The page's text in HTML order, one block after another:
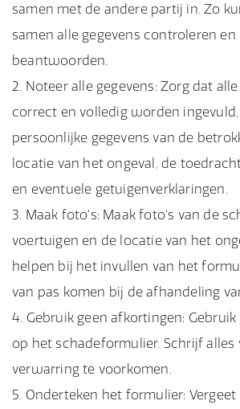
samen met de andere partij in. Zo
samen alle gegevens controleren
beantwoorden.
Noteer alle gegevens: Zorg dat
correct en volledig worden
persoonlijke gegevens van de
locatie van het ongeval, de
en eventuele getuigenverklaringen.
Maak foto's: Maak foto's van de
voertuigen en de locatie van het
helpen bij het invullen van het
van pas komen bij de afhandeling
Gebruik geen afkortingen:
op het schadeformulier. Schrijf
verwarring te voorkomen.
Onderteken het formulier: